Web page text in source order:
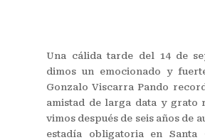
Una cálida tarde del 14 de
dimos un emocionado y
Gonzalo Viscarra Pando
amistad de larga data y grato
vimos después de seis años de
estadía obligatoria en